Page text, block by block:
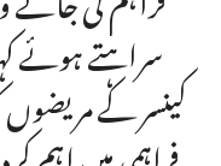
سراہتے ہوئے
کینسر کے